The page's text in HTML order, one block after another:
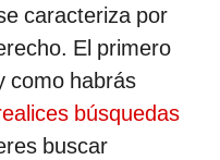
caracteriza por
El primero
como habrás
búsquedas
buscar